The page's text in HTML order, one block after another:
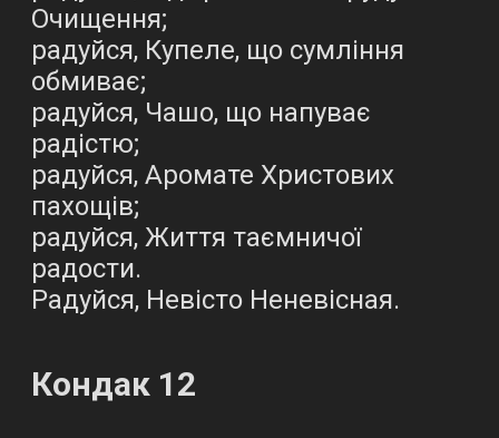
Очищення;
радуйся, Купеле, що сумління
обмиває;
радуйся, Чашо, що напуває
радістю;
радуйся, Аромате Христових
пахощів;
радуйся, Життя таємничої
радости.
Радуйся, Невісто Неневісная.
Кондак 12